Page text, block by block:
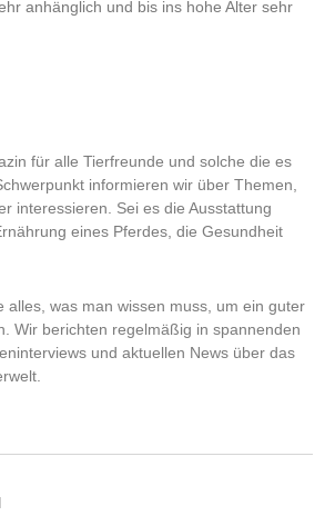
anhänglich und bis ins hohe Alter sehr
für alle Tierfreunde und solche die es
informieren wir über Themen,
interessieren. Sei es die Ausstattung
eines Pferdes, die Gesundheit
alles, was man wissen muss, um ein guter
Wir berichten regelmäßig in spannenden
und aktuellen News über das